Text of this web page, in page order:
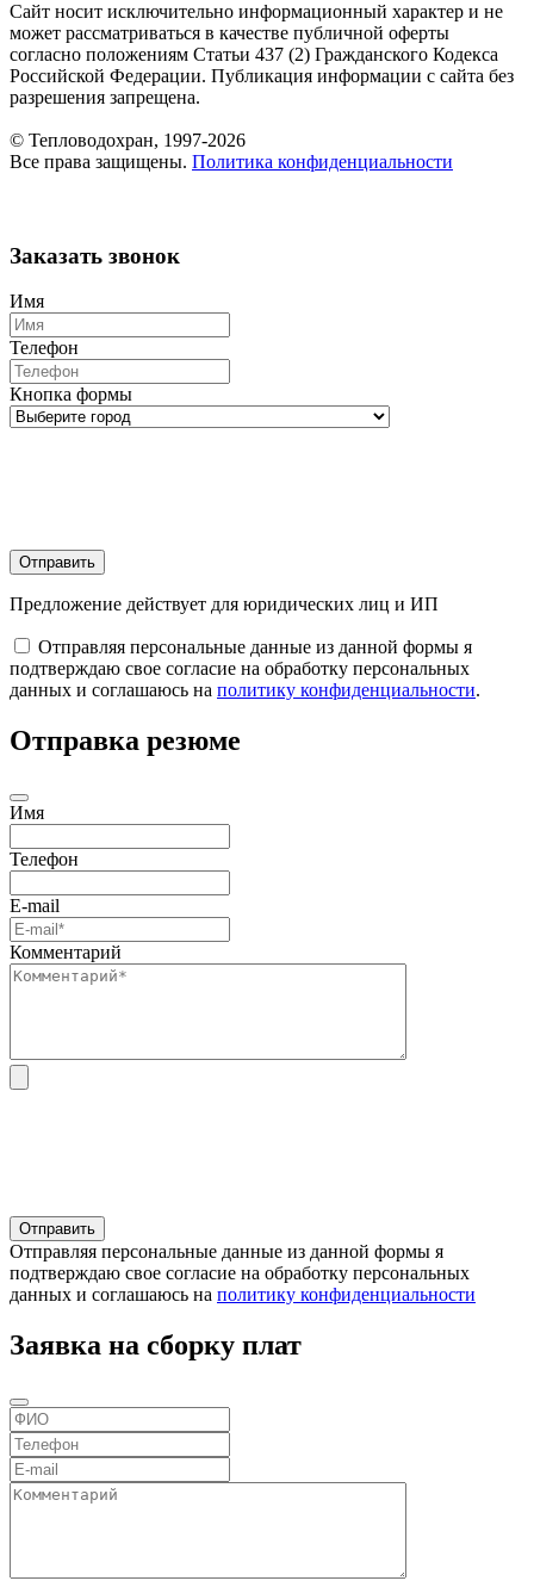
Сайт носит исключительно информационный характер и не
может рассматриваться в качестве публичной оферты
согласно положениям Статьи 437 (2) Гражданского Кодекса
Российской Федерации. Публикация информации с сайта без
разрешения запрещена.
© Тепловодохран, 1997-2026
Все права защищены. Политика конфиденциальности
Заказать звонок
Имя
Телефон
Кнопка формы
Отправить
Предложение действует для юридических лиц и ИП
Отправляя персональные данные из данной формы я
подтверждаю свое согласие на обработку персональных
данных и соглашаюсь на политику конфиденциальности.
Отправка резюме
Имя
Телефон
E-mail
Комментарий
Отправляя персональные данные из данной формы я
подтверждаю свое согласие на обработку персональных
данных и соглашаюсь на политику конфиденциальности
Заявка на сборку плат